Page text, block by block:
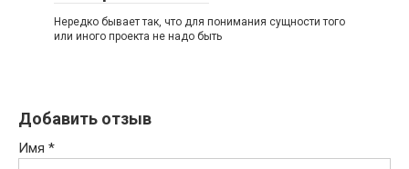
Нередко бывает так, что для понимания сущности того
или иного проекта не надо быть
Добавить отзыв
Имя *